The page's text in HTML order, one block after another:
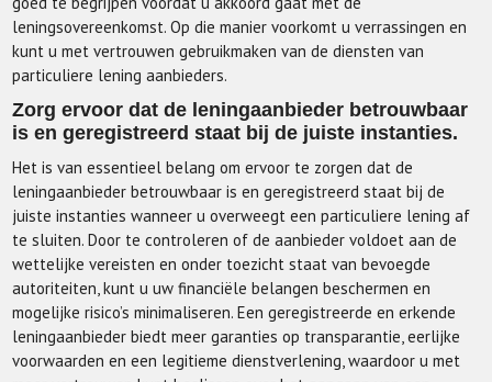
leningsovereenkomst. Op die manier voorkomt u verrassingen en
kunt u met vertrouwen gebruikmaken van de diensten van
particuliere lening aanbieders.
Zorg ervoor dat de leningaanbieder betrouwbaar
is en geregistreerd staat bij de juiste instanties.
Het is van essentieel belang om ervoor te zorgen dat de
leningaanbieder betrouwbaar is en geregistreerd staat bij de
juiste instanties wanneer u overweegt een particuliere lening af
te sluiten. Door te controleren of de aanbieder voldoet aan de
wettelijke vereisten en onder toezicht staat van bevoegde
autoriteiten, kunt u uw financiële belangen beschermen en
mogelijke risico’s minimaliseren. Een geregistreerde en erkende
leningaanbieder biedt meer garanties op transparantie, eerlijke
voorwaarden en een legitieme dienstverlening, waardoor u met